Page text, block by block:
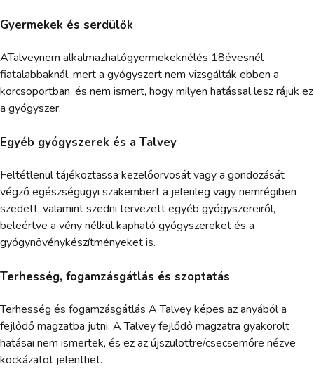
Gyermekek és serdülők
ATalveynem alkalmazhatógyermekeknélés 18évesnél
fiatalabbaknál, mert a gyógyszert nem vizsgálták ebben a
korcsoportban, és nem ismert, hogy milyen hatással lesz rájuk ez
a gyógyszer.
Egyéb gyógyszerek és a Talvey
Feltétlenül tájékoztassa kezelőorvosát vagy a gondozását
végző egészségügyi szakembert a jelenleg vagy nemrégiben
szedett, valamint szedni tervezett egyéb gyógyszereiről,
beleértve a vény nélkül kapható gyógyszereket és a
gyógynövénykészítményeket is.
Terhesség, fogamzásgátlás és szoptatás
Terhesség és fogamzásgátlás A Talvey képes az anyából a
fejlődő magzatba jutni. A Talvey fejlődő magzatra gyakorolt
hatásai nem ismertek, és ez az újszülöttre/csecsemőre nézve
kockázatot jelenthet.